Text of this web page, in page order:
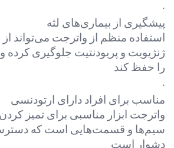
.
پیشگیری از بیماری‌های لثه
استفاده منظم از واترجت می‌تواند از
ژنژیویت و پریودنتیت جلوگیری کرده
را حفظ کند
.
مناسب برای افراد دارای ارتودنسی
واترجت ابزار مناسبی برای تمیز
سیم‌ها و قسمت‌هایی است که
دشوار است